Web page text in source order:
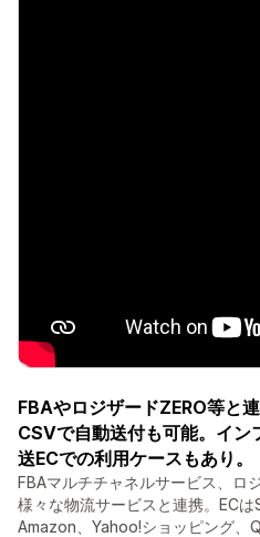
FBAやロジザードZERO等と
CSVで自動送付も可能。イン
送ECでの利用ケースもあり。
FBAマルチチャネルサービス、ロ
様々な物流サービスと連携。EC
Amazon、Yahoo!ショッピング、